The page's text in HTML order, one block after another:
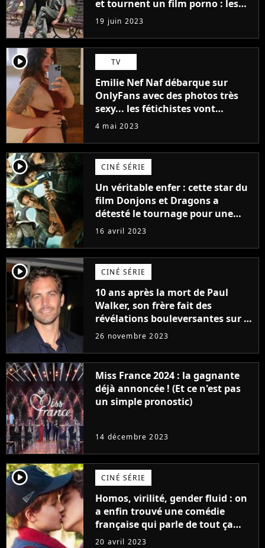
et tournent un film porno : les
premières images du tournage
(exclu)
19 juin 2023
player2 TV
Emilie Nef Naf débarque sur
OnlyFans avec des photos très
sexy... les fétichistes vont
prendre leur pied !
4 mai 2023
player2 CINÉ SÉRIE
Un véritable enfer : cette star du
film Donjons et Dragons a
détesté le tournage pour une
raison très spéciale
16 avril 2023
player2 CINÉ SÉRIE
10 ans après la mort de Paul
Walker, son frère fait des
révélations bouleversantes sur la
réaction des acteurs de Fast and
26 novembre 2023
Miss France 2024 : la gagnante
déjà annoncée ! (Et ce n'est pas
un simple pronostic)
14 décembre 2023
player2 CINÉ SÉRIE
Homos, virilité, gender fluid : on
a enfin trouvé une comédie
française qui parle de tout ça
sans être super ringarde
20 avril 2023